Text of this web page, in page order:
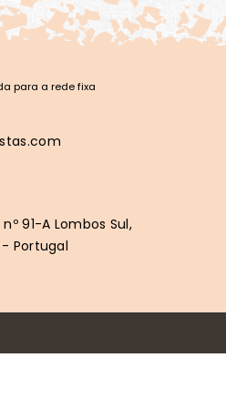
para a rede fixa
91-A Lombos Sul,
Portugal